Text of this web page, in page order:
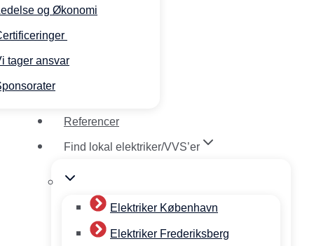
og Økonomi
tager ansvar
Referencer
Find lokal elektriker/VVS’er
Elektriker København
Elektriker Frederiksberg